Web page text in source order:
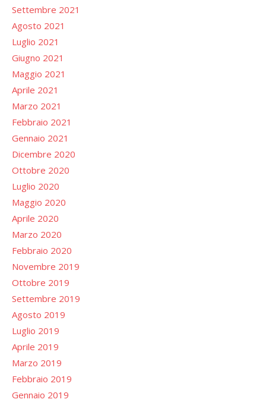
Settembre 2021
Agosto 2021
Luglio 2021
Giugno 2021
Maggio 2021
Aprile 2021
Marzo 2021
Febbraio 2021
Gennaio 2021
Dicembre 2020
Ottobre 2020
Luglio 2020
Maggio 2020
Aprile 2020
Marzo 2020
Febbraio 2020
Novembre 2019
Ottobre 2019
Settembre 2019
Agosto 2019
Luglio 2019
Aprile 2019
Marzo 2019
Febbraio 2019
Gennaio 2019